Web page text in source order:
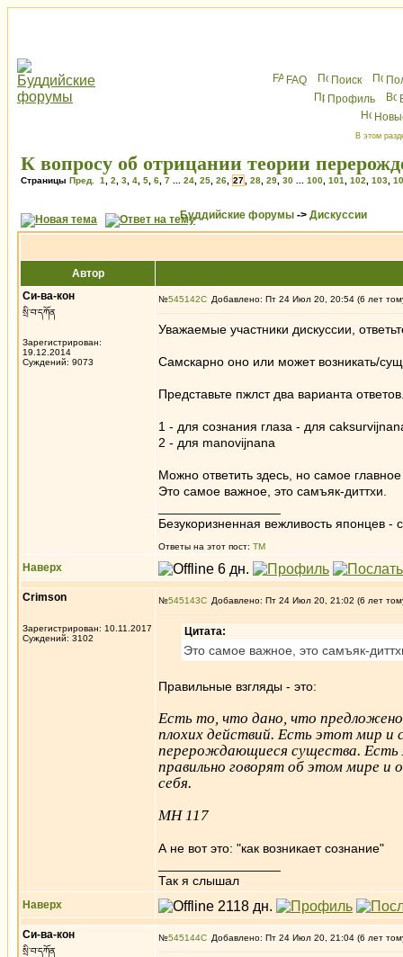
FAQ Поиск
Профиль
В этом
К вопросу об отрицании теории
Страницы Пред. 1 2 3 4 5 6 7 24 25 26 27 28 29 30 100 101 102 103
Буддийские форумы -> Дискуссии
Автор
Си-ва-кон
སྲི་བ་དཀོན
Зарегистрирован:
19.12.2014
Суждений: 9073
№545142 Добавлено: Пт 24 Июл 20, 20:54 (6 лет
Уважаемые участники дискуссии,
Самскарно оно или может возникать/
Представьте пжлст два варианта
1 - для сознания глаза - для
2 - для manovijnana
Можно ответить здесь, но самое
Это самое важное, это самъяк-диттхи.
Безукоризненная вежливость японцев -
Ответы на этот пост: ТМ
Наверх
Crimson
Зарегистрирован: 10.11.2017
Суждений: 3102
№545143 Добавлено: Пт 24 Июл 20, 21:02 (6 лет
Цитата:
Это самое важное, это самъяк-
Правильные взгляды - это:
Есть то, что дано, что
плохих действий. Есть этот мир
перерождающиеся существа. Есть
правильно говорят об этом мире и
себя.
МН 117
А не вот это: "как возникает сознание"
Так я слышал
Наверх
Си-ва-кон
སྲི་བ་དཀོན
№545144 Добавлено: Пт 24 Июл 20, 21:04 (6 лет